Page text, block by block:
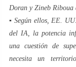
Doran y Zineb Riboua
▪️ Según ellos, EE.
del IA, la potencia
una cuestión de
necesita un